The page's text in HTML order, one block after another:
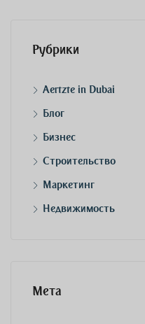
Рубрики
Aertzte in Dubai
Блог
Бизнес
Строительство
Маркетинг
Недвижимость
Мета